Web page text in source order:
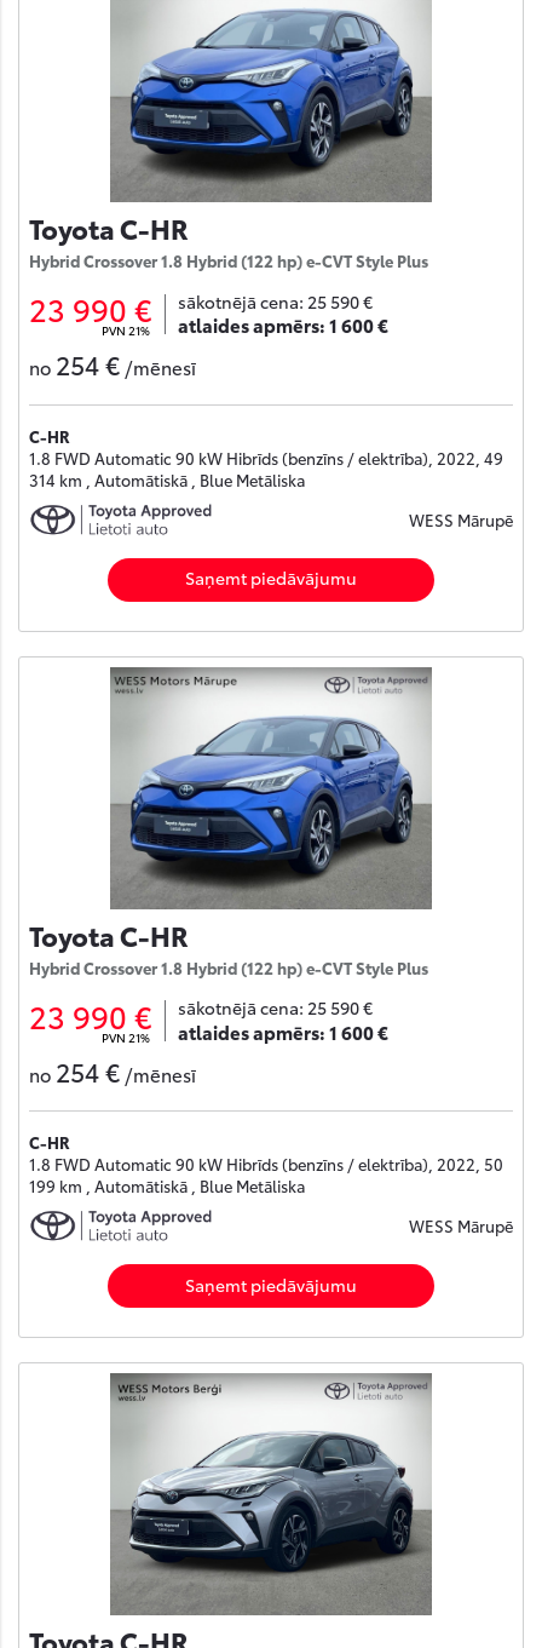
Toyota C-HR
Hybrid Crossover 1.8 Hybrid (122 hp) e-CVT Style Plus
23 990 €
PVN 21%
sākotnējā cena: 25 590 €
atlaides apmērs:1 600 €
no 254 € /mēnesī
C-HR
1.8 FWD Automatic 90 kW Hibrīds (benzīns / elektrība), 2022, 49
314 km , Automātiskā , Blue Metāliska
WESS Mārupē
Saņemt piedāvājumu
Toyota C-HR
Hybrid Crossover 1.8 Hybrid (122 hp) e-CVT Style Plus
23 990 €
PVN 21%
sākotnējā cena: 25 590 €
atlaides apmērs:1 600 €
no 254 € /mēnesī
C-HR
1.8 FWD Automatic 90 kW Hibrīds (benzīns / elektrība), 2022, 50
199 km , Automātiskā , Blue Metāliska
WESS Mārupē
Saņemt piedāvājumu